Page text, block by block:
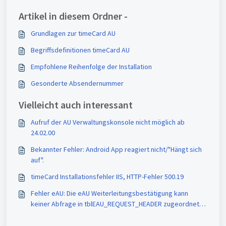
Artikel in diesem Ordner -
Grundlagen zur timeCard AU
Begriffsdefinitionen timeCard AU
Empfohlene Reihenfolge der Installation
Gesonderte Absendernummer
Vielleicht auch interessant
Aufruf der AU Verwaltungskonsole nicht möglich ab
24.02.00
Bekannter Fehler: Android App reagiert nicht/"Hängt sich
auf".
timeCard Installationsfehler IIS, HTTP-Fehler 500.19
Fehler eAU: Die eAU Weiterleitungsbestätigung kann
keiner Abfrage in tblEAU_REQUEST_HEADER zugeordnet